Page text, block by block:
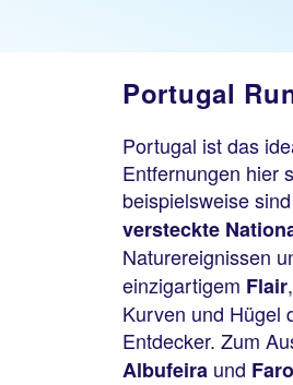
Portugal
Portugal ist das
Entfernungen hier
beispielsweise
versteckte
Naturereignissen
einzigartigem Flair
Kurven und Hügel
Entdecker. Zum
Albufeira und Faro